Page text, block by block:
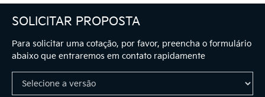
SOLICITAR PROPOSTA
Para solicitar uma cotação, por favor, preencha o formulário
abaixo que entraremos em contato rapidamente